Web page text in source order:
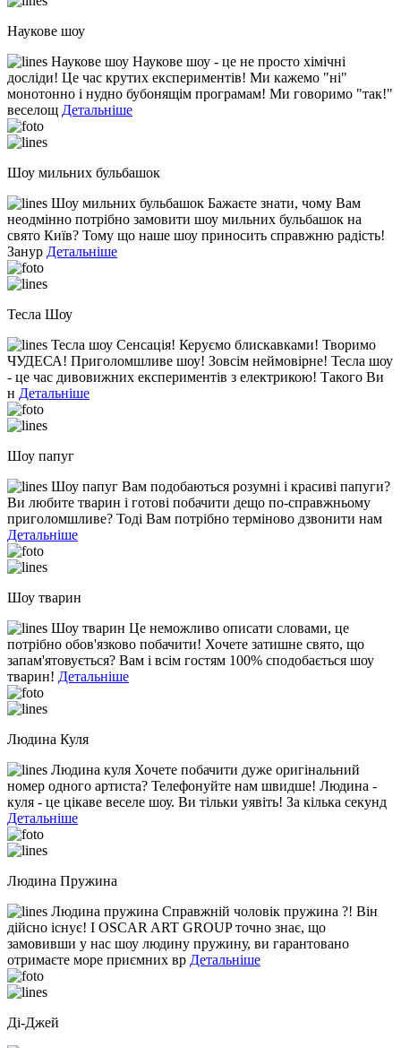
Наукове шоу
Наукове шоу Наукове шоу - це не просто хімічні
досліди! Це час крутих експериментів! Ми кажемо "ні"
монотонно і нудно бубонящім програмам! Ми говоримо "так!"
веселощ Детальніше
Шоу мильних бульбашок
Шоу мильних бульбашок Бажаєте знати, чому Вам
неодмінно потрібно замовити шоу мильних бульбашок на
свято Київ? Тому що наше шоу приносить справжню радість!
Занур Детальніше
Тесла Шоу
Тесла шоу Сенсація! Керуємо блискавками! Творимо
ЧУДЕСА! Приголомшливе шоу! Зовсім неймовірне! Тесла шоу
- це час дивовижних експериментів з електрикою! Такого Ви
н Детальніше
Шоу папуг
Шоу папуг Вам подобаються розумні і красиві папуги?
Ви любите тварин і готові побачити дещо по-справжньому
приголомшливе? Тоді Вам потрібно терміново дзвонити нам
Детальніше
Шоу тварин
Шоу тварин Це неможливо описати словами, це
потрібно обов'язково побачити! Хочете затишне свято, що
запам'ятовується? Вам і всім гостям 100% сподобається шоу
тварин! Детальніше
Людина Куля
Людина куля Хочете побачити дуже оригінальний
номер одного артиста? Телефонуйте нам швидше! Людина -
куля - це цікаве веселе шоу. Ви тільки уявіть! За кілька секунд
Детальніше
Людина Пружина
Людина пружина Справжній чоловік пружина ?! Він
дійсно існує! І OSCAR ART GROUP точно знає, що
замовивши у нас шоу людину пружину, ви гарантовано
отримаєте море приємних вр Детальніше
Ді-Джей